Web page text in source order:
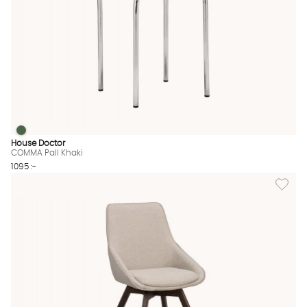
COMMA Pall Khaki Finns även i dessa färger:
COMMA Pall Khaki
House Doctor
COMMA Pall Khaki
1095 :-
Lägg